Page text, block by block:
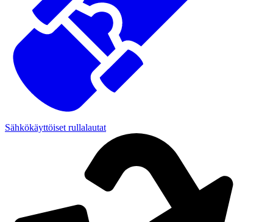
Sähkökäyttöiset rullalautat